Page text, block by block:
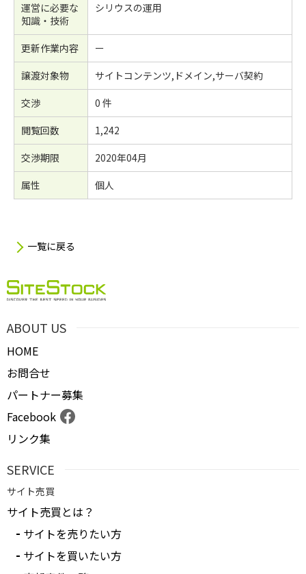
運営に必要な
知識・技術
シリウスの運用
更新作業内容
ー
譲渡対象物
サイトコンテンツ,ドメイン,サーバ契約
交渉
0 件
閲覧回数
1,242
交渉期限
2020年04月
属性
個人
一覧に戻る
ABOUT US
HOME
お問合せ
パートナー募集
Facebook
リンク集
SERVICE
サイト売買
サイト売買とは？
サイトを売りたい方
サイトを買いたい方